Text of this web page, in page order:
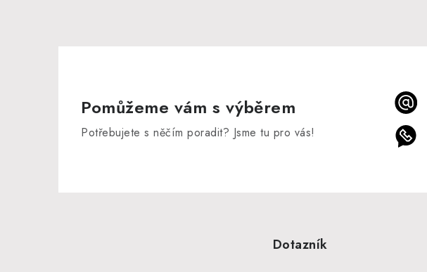
Pomůžeme vám s výběrem
Potřebujete s něčím poradit? Jsme tu pro vás!
Dotazník